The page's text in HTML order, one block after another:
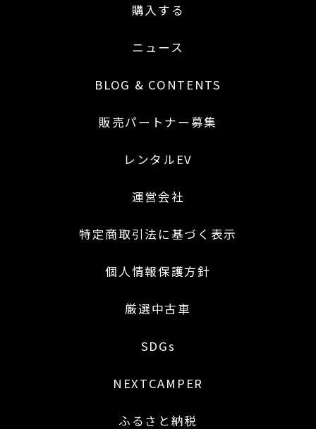
購入する
ニュース
BLOG & CONTENTS
販売パートナー募集
レンタルEV
運営会社
特定商取引法に基づく表示
個人情報保護方針
厳選中古車
SDGs
NEXTCAMPER
ふるさと納税